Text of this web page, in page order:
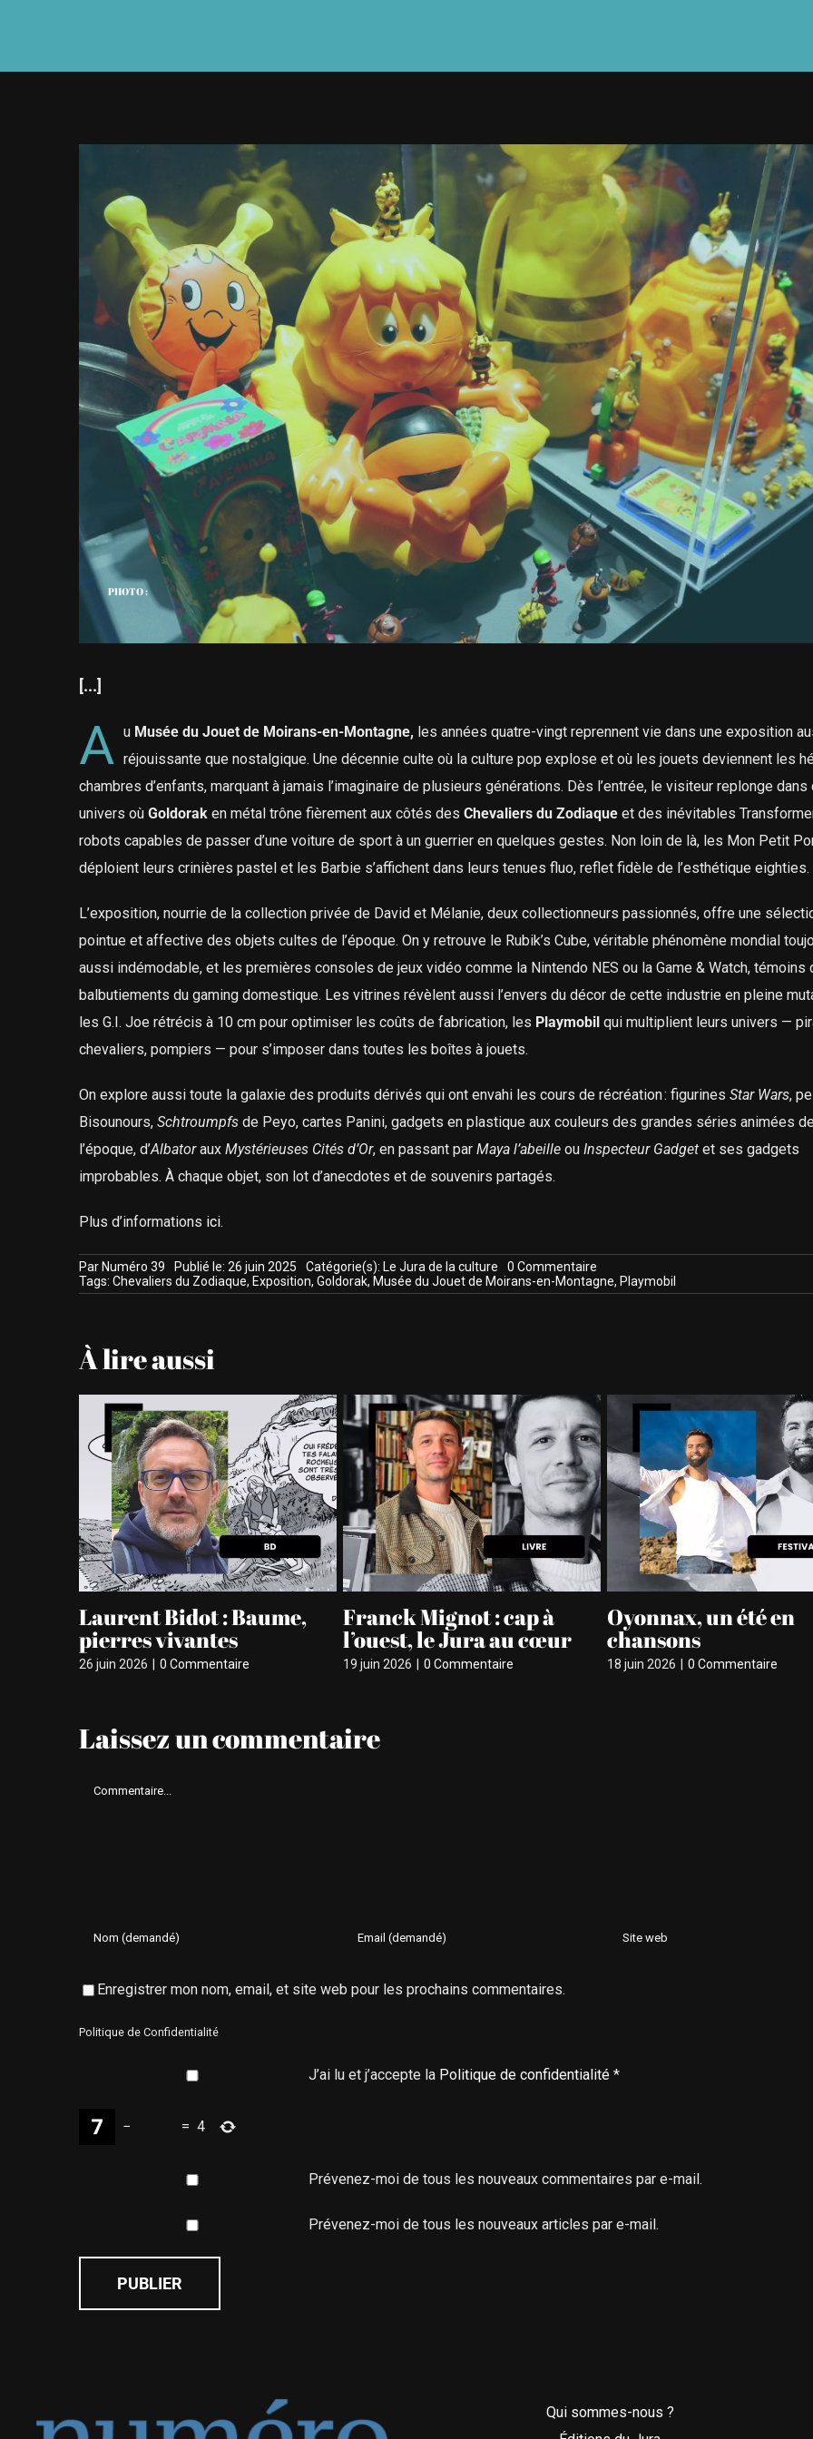
PHOTO :
[...]
A u Musée du Jouet de Moirans-en-Montagne, les années quatre-vingt reprennent vie dans une exposition
réjouissante que nostalgique. Une décennie culte où la culture pop explose et où les jouets deviennent les
chambres d’enfants, marquant à jamais l’imaginaire de plusieurs générations. Dès l’entrée, le visiteur replonge dans
univers où Goldoraken métal trône fièrement aux côtés des Chevaliers du Zodiaqueet des inévitables
robots capables de passer d’une voiture de sport à un guerrier en quelques gestes. Non loin de là, les Mon Petit
déploient leurs crinières pastel et les Barbie s’affichent dans leurs tenues fluo, reflet fidèle de l’esthétique eighties.
L’exposition, nourrie de la collection privée de David et Mélanie, deux collectionneurs passionnés, offre une
pointue et affective des objets cultes de l’époque. On y retrouve le Rubik’s Cube, véritable phénomène mondial
aussi indémodable, et les premières consoles de jeux vidéo comme la Nintendo NES ou la Game & Watch, témoins
balbutiements du gaming domestique. Les vitrines révèlent aussi l’envers du décor de cette industrie en pleine
les G.I. Joe rétrécis à 10 cm pour optimiser les coûts de fabrication, les Playmobilqui multiplient leurs univers —
chevaliers, pompiers — pour s’imposer dans toutes les boîtes à jouets.
On explore aussi toute la galaxie des produits dérivés qui ont envahi les cours de récréation : figurines Star Wars,
Bisounours, Schtroumpfsde Peyo, cartes Panini, gadgets en plastique aux couleurs des grandes séries animées
l’époque, d’Albatoraux Mystérieuses Cités d’Or, en passant par Maya l’abeilleou Inspecteur Gadgetet ses gadgets
improbables. À chaque objet, son lot d’anecdotes et de souvenirs partagés.
Plus d’informations ici.
ParNuméro 39 Publié le: 26 juin 2025 Catégorie(s): Le Jura de la culture 0 Commentaireon
A
Moirans-
leur
retour
Tags: Chevaliers du Zodiaque, Exposition, Goldorak, Musée du Jouet de Moirans-en-Montagne, Playmobil
À lire aussi
Laurent Bidot : Baume,
pierres vivantes
26 juin 2026 0 Commentaire
Franck Mignot : cap à
l’ouest, le Jura au cœur
19 juin 2026 0 Commentaire
Oyonnax, un été en
chansons
18 juin 2026 0 Commentaire
Laissez un commentaire
Comment
Enregistrer mon nom, email, et site web pour les prochains commentaires.
Politique de Confidentialité
J’ai lu et j’accepte la Politique de confidentialité*
− = 4
Prévenez-moi de tous les nouveaux commentaires par e-mail.
Prévenez-moi de tous les nouveaux articles par e-mail.
Qui sommes-nous ?